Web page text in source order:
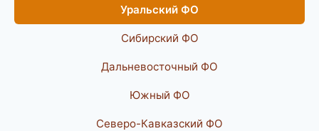
Уральский ФО
Сибирский ФО
Дальневосточный ФО
Южный ФО
Северо-Кавказский ФО